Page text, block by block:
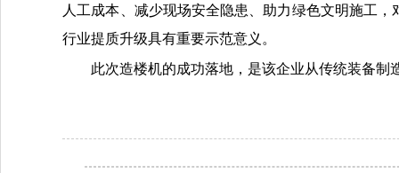
人工成本、减少现场安全隐患、助力绿色文明施工
行业提质升级具有重要示范意义。
此次造楼机的成功落地，是该企业从传统装备